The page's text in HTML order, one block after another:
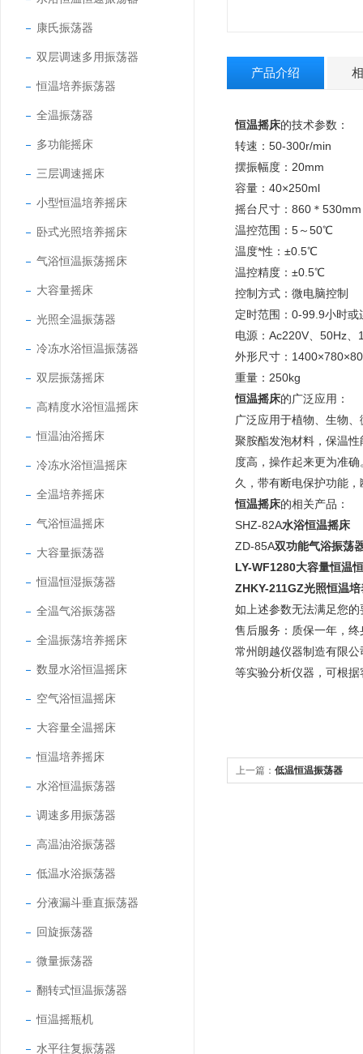
康氏振荡器
双层调速多用振荡器
恒温培养振荡器
全温振荡器
多功能摇床
三层调速摇床
小型恒温培养摇床
卧式光照培养摇床
气浴恒温振荡摇床
大容量摇床
光照全温振荡器
冷冻水浴恒温振荡器
双层振荡摇床
高精度水浴恒温摇床
恒温油浴摇床
冷冻水浴恒温摇床
全温培养摇床
气浴恒温摇床
大容量振荡器
恒温恒湿振荡器
全温气浴振荡器
全温振荡培养摇床
数显水浴恒温摇床
空气浴恒温摇床
大容量全温摇床
恒温培养摇床
水浴恒温振荡器
调速多用振荡器
高温油浴振荡器
低温水浴振荡器
分液漏斗垂直振荡器
回旋振荡器
微量振荡器
翻转式恒温振荡器
恒温摇瓶机
水平往复振荡器
产品介绍
恒温摇床的技术参数：
转速：50-300r/min
摆振幅度：20mm
容量：40×250ml
摇台尺寸：860＊530mm
温控范围：5～50℃
温度*性：±0.5℃
温控精度：±0.5℃
控制方式：微电脑控制
定时范围：0-99.9小时或
电源：Ac220V、50Hz、
外形尺寸：
重量：250kg
恒温摇床的广泛应用：
广泛应用于植物、生物
聚胺酯发泡材料，保温
度高，操作起来更为准
久，带有断电保护功能
恒温摇床的相关产品：
SHZ-82A水浴恒温摇床
ZD-85A双功能气浴振荡
LY-WF1280大容量恒温
ZHKY-211GZ光照恒温
如上述参数无法满足您
售后服务：质保一年，终
常州朗越仪器制造有限
等实验分析仪器，可根
上一篇： 低温恒温振荡器